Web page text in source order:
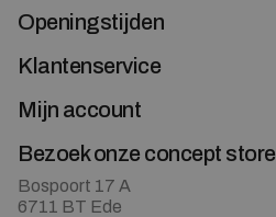
Openingstijden
Klantenservice
Mijn account
Bezoek onze concept store
Bospoort 17 A
6711 BT Ede